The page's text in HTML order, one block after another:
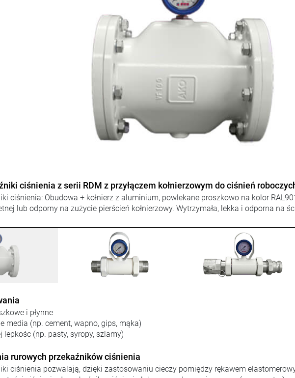
ciśnienia z serii RDM z przyłączem z gwintem zewnętrznym do ciśnień
ciśnienia: Obudowa i pierścienie nasadowe ze stali, powlekane proszkowo na
pałąkiem, wskaźnik manometru 0-100bar
i płynne
media (np. cement, wapno, gips, mąka)
lepkośc (np. pasty, syropy, szlamy)
rurowych przekaźników ciśnienia
ciśnienia pozwalają, dzięki zastosowaniu cieczy pomiędzy rękawem
ciśnienia do wskaźnika ciśnienia lub przyrządu pomiarowego (manometru).